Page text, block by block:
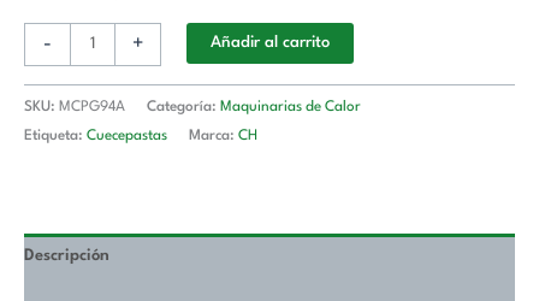
- + Añadir al carrito
SKU: MCPG94A Categoría: Maquinarias de Calor
Etiqueta: Cuecepastas Marca: CH
Descripción